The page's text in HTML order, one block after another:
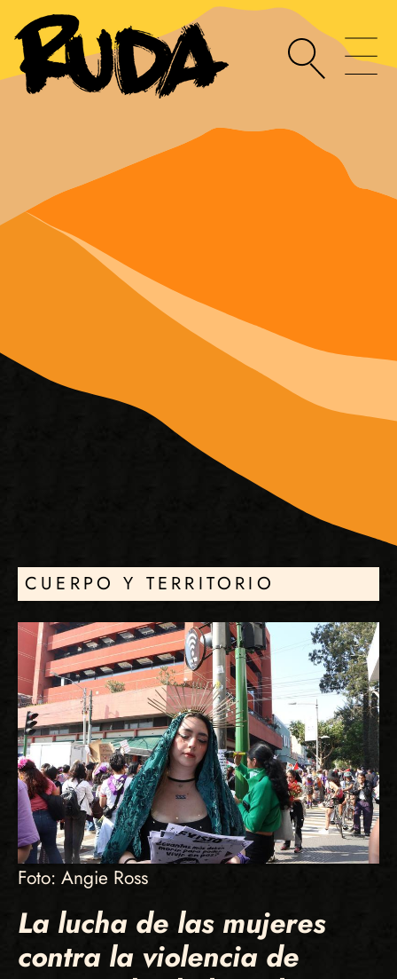
CUERPO Y TERRITORIO
Foto: Angie Ross
La lucha de las mujeres
contra la violencia de